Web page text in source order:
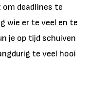
deadlines te
wie er te veel en te
je op tijd schuiven
te veel hooi